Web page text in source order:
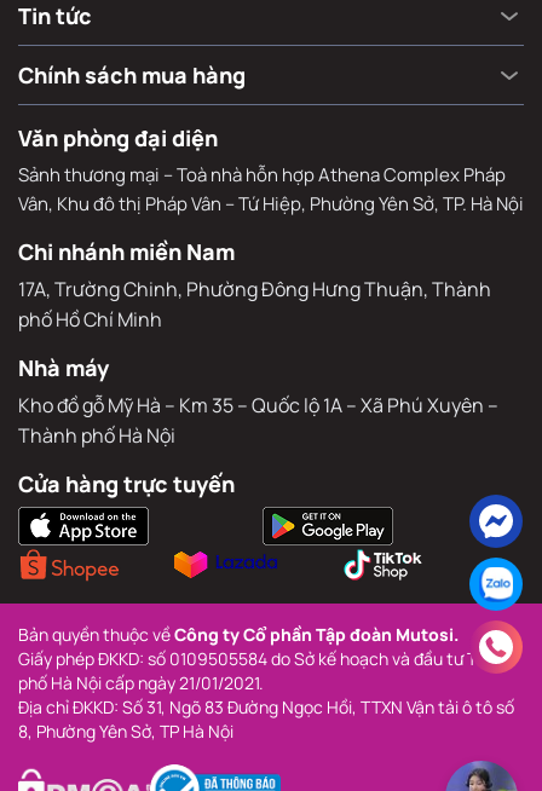
Tin tức
Chính sách mua hàng
Văn phòng đại diện
Sảnh thương mại – Toà nhà hỗn hợp Athena Complex Pháp
Vân, Khu đô thị Pháp Vân – Tứ Hiệp, Phường Yên Sở, TP. Hà Nội
Chi nhánh miền Nam
17A, Trường Chinh, Phường Đông Hưng Thuận, Thành
phố Hồ Chí Minh
Nhà máy
Kho đồ gỗ Mỹ Hà – Km 35 – Quốc lộ 1A – Xã Phú Xuyên –
Thành phố Hà Nội
Cửa hàng trực tuyến
Bản quyền thuộc về Công ty Cổ phần Tập đoàn Mutosi.
Giấy phép ĐKKD: số 0109505584 do Sở kế hoạch và đầu tư Thành
phố Hà Nội cấp ngày 21/01/2021.
Địa chỉ ĐKKD: Số 31, Ngõ 83 Đường Ngọc Hồi, TTXN Vận tải ô tô số
8, Phường Yên Sở, TP Hà Nội